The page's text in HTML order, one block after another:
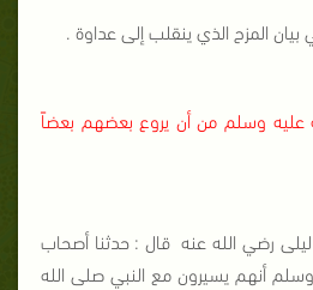
بيان المزح الذي ينقلب إلى عداوة .
عليه وسلم من أن يروع بعضهم بعضاً
رضي الله عنه قال : حدثنا أصحاب
أنهم يسيرون مع النبي صلى الله